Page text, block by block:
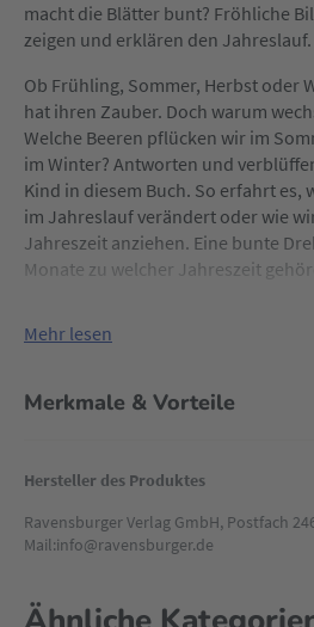
macht die Blätter bunt? Fröhliche
zeigen und erklären den Jahreslauf.
Ob Frühling, Sommer, Herbst oder
hat ihren Zauber. Doch warum
Welche Beeren pflücken wir im
im Winter? Antworten und
Kind in diesem Buch. So erfahrt es,
im Jahreslauf verändert oder wie
Jahreszeit anziehen. Eine bunte
Monate zu welcher Jahreszeit
Mehr lesen
Merkmale & Vorteile
Hersteller des Produktes
Ravensburger Verlag GmbH, Postfach
Mail:info@ravensburger.de